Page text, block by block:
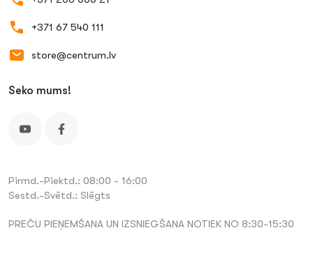
+371 67 540 111
store@centrum.lv
Seko mums!
Pirmd.-Piektd.: 08:00 - 16:00
Sestd.-Svētd.: Slēgts
PREČU PIEŅEMŠANA UN IZSNIEGŠANA NOTIEK NO 8:30-15:30